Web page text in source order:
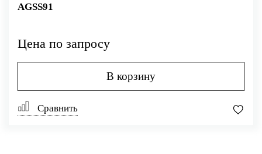
AGSS91
Цена по запросу
В корзину
Сравнить